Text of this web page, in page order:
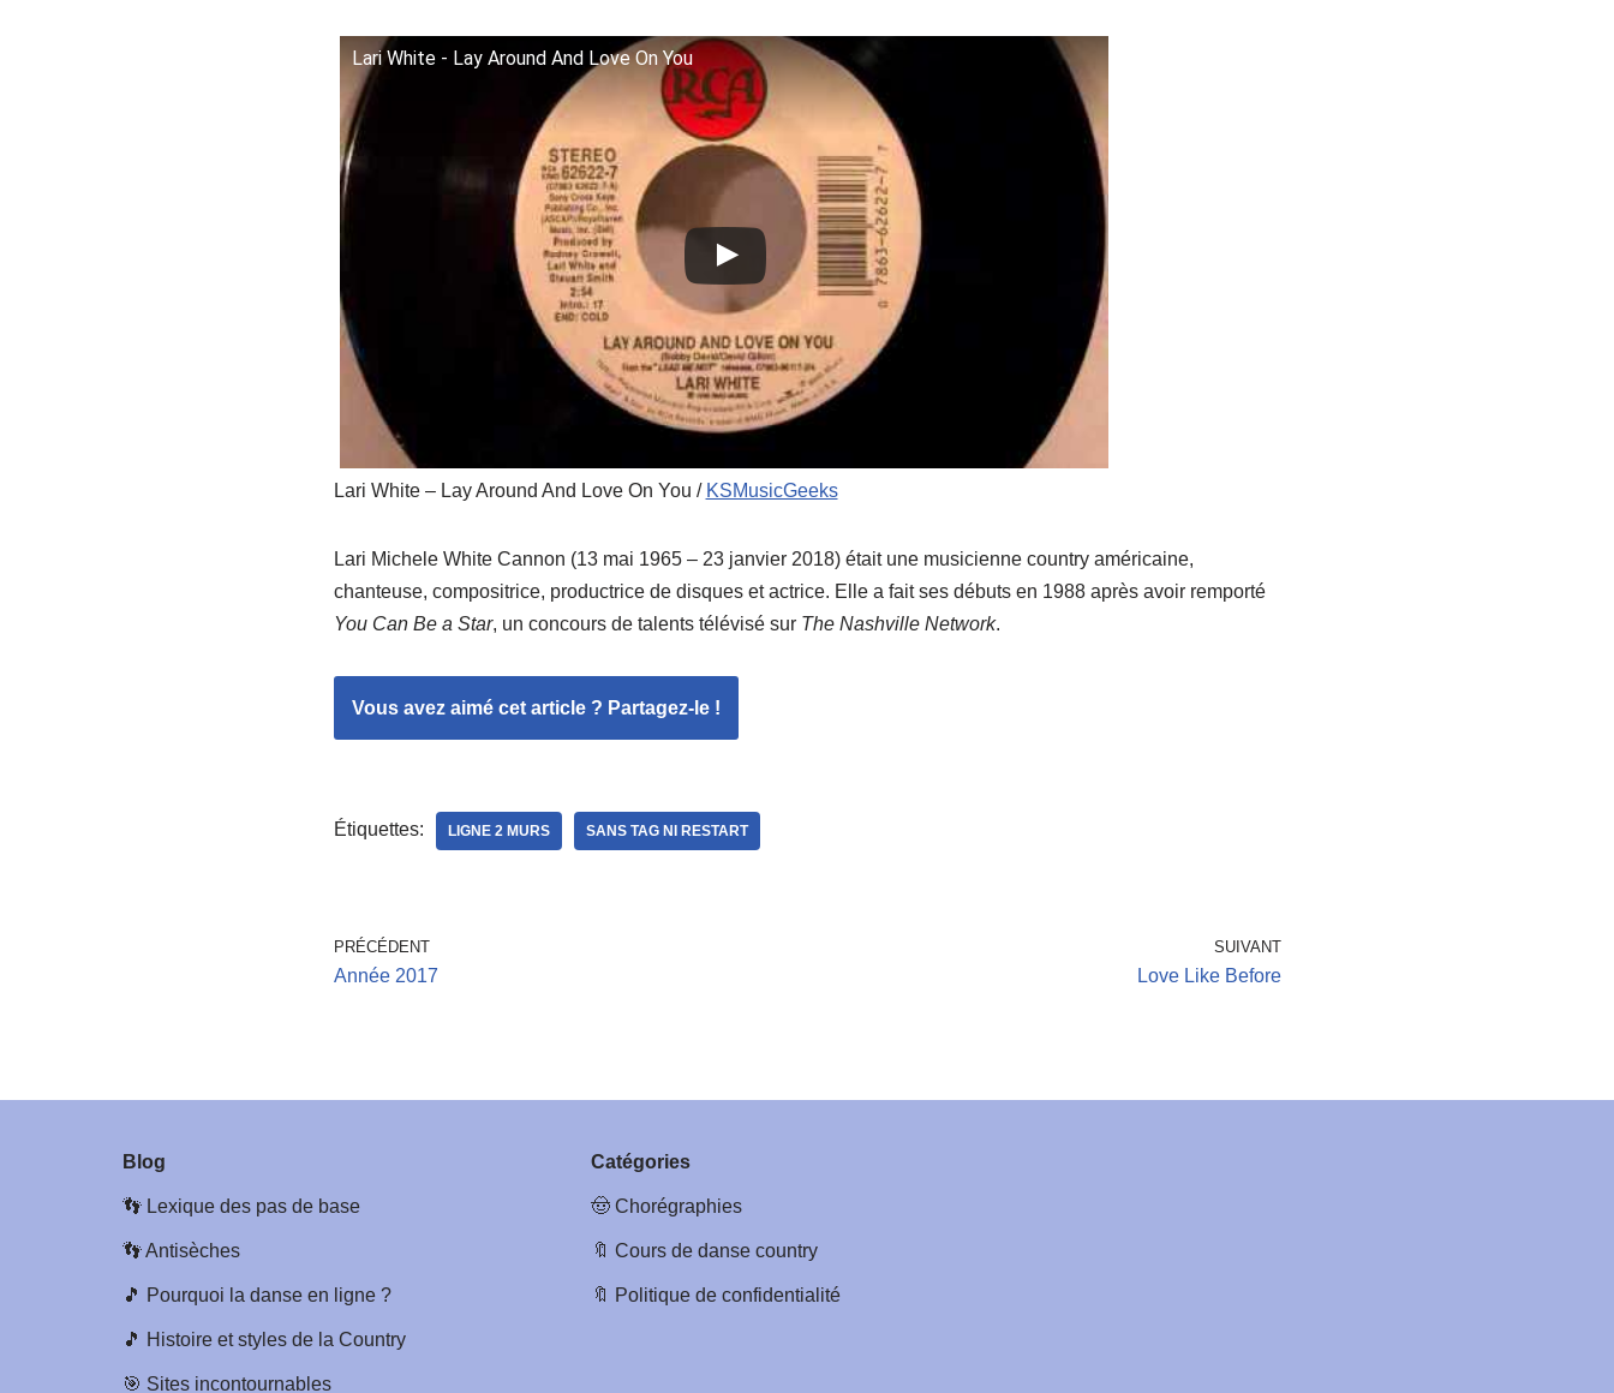
Lari White - Lay Around And Love On You
Lari White – Lay Around And Love On You / KSMusicGeeks
Lari Michele White Cannon (13 mai 1965 – 23 janvier 2018) était une musicienne country américaine,
chanteuse, compositrice, productrice de disques et actrice. Elle a fait ses débuts en 1988 après avoir remporté
You Can Be a Star, un concours de talents télévisé sur The Nashville Network.
Vous avez aimé cet article ? Partagez-le !
Étiquettes: LIGNE 2 MURS SANS TAG NI RESTART
PRÉCÉDENT
Année 2017
SUIVANT
Love Like Before
Blog
👣 Lexique des pas de base
👣Antisèches
🎵 Pourquoi la danse en ligne ?
🎵 Histoire et styles de la Country
🎯 Sites incontournables
Catégories
🤠 Chorégraphies
🔖 Cours de danse country
🔖 Politique de confidentialité